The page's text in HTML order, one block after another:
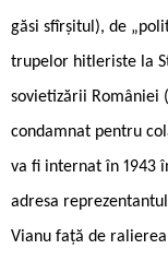
găsi sfîrșitul), de
trupelor hitleriste la
sovietizării României
condamnat pentru
va fi internat în 1943
adresa
Vianu față de